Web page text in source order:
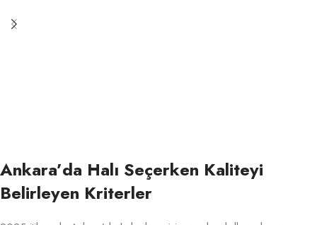
Ankara’da Halı Seçerken Kaliteyi
Belirleyen Kriterler